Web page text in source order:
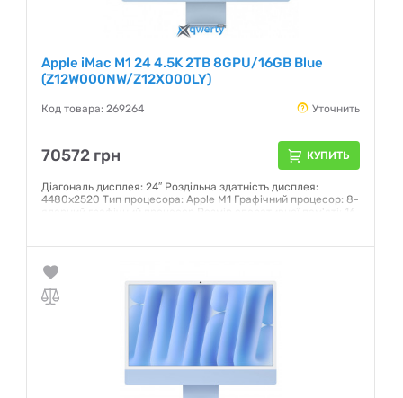
Apple iMac M1 24 4.5K 2TB 8GPU/16GB Blue
(Z12W000NW/Z12X000LY)
Код товара: 269264 Уточнить
70572 грн КУПИТЬ
Діагональ дисплея: 24″ Роздільна здатність дисплея:
4480х2520 Тип процесора: Apple M1 Графічний процесор: 8-
ядерний графічний процесор Розмір оперативної пам'яті: 16
Гарантия:12 месяцев